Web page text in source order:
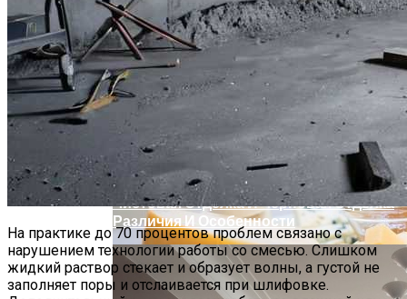
Чистовая Отделка И Черновая Отделка
Различия И Особенности
На практике до 70 процентов проблем связано с
нарушением технологии работы со смесью. Слишком
жидкий раствор стекает и образует волны, а густой не
заполняет поры и отслаивается при шлифовке.